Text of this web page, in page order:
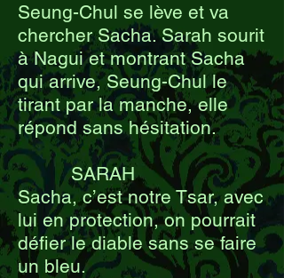
Seung-Chul se lève et va
chercher Sacha. Sarah sourit
à Nagui et montrant Sacha
qui arrive, Seung-Chul le
tirant par la manche, elle
répond sans hésitation.
SARAH
Sacha, c’est notre Tsar, avec
lui en protection, on pourrait
défier le diable sans se faire
un bleu.